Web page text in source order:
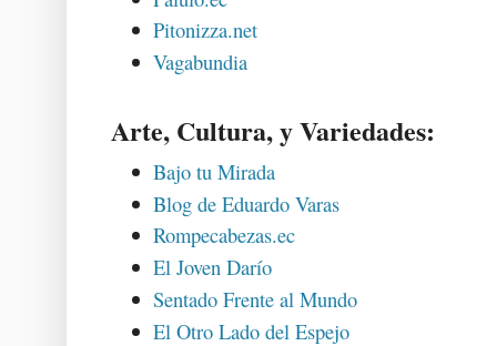
Pitonizza.net
Vagabundia
Arte, Cultura, y Variedades:
Bajo tu Mirada
Blog de Eduardo Varas
Rompecabezas.ec
El Joven Darío
Sentado Frente al Mundo
El Otro Lado del Espejo